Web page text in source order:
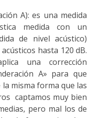
A): es una medida
medida con un
de nivel acústico)
hasta 120 dB.
una corrección
A» para que
misma forma que las
captamos muy bien
pero mal los de